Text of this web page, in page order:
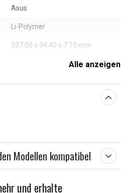
Asus
Li-Polymer
337.00 x 94.40 x 7.10 mm
Alle anzeigen
Modellen kompatibel
und erhalte